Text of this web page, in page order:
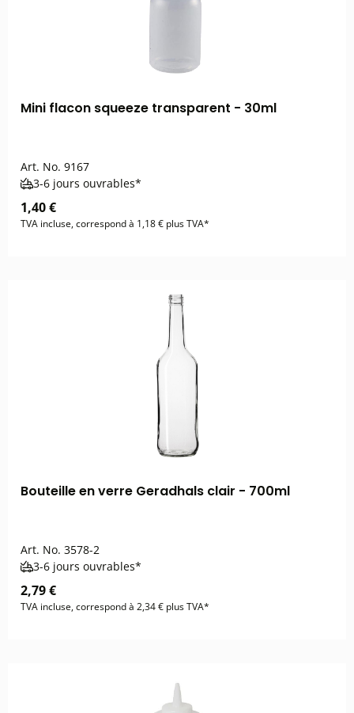
Mini flacon squeeze transparent - 30ml
Art. No. 9167
3-6 jours ouvrables*
1,40 €
TVA incluse, correspond à 1,18 € plus TVA*
Bouteille en verre Geradhals clair - 700ml
Art. No. 3578-2
3-6 jours ouvrables*
2,79 €
TVA incluse, correspond à 2,34 € plus TVA*